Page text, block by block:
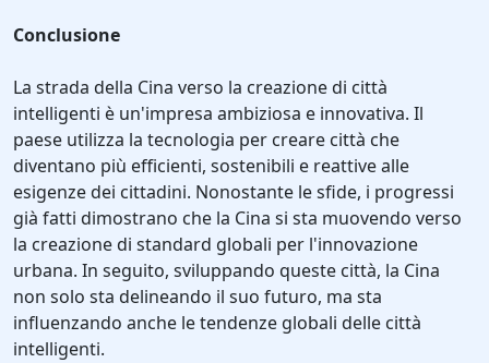
Conclusione
La strada della Cina verso la creazione di città
intelligenti è un'impresa ambiziosa e innovativa. Il
paese utilizza la tecnologia per creare città che
diventano più efficienti, sostenibili e reattive alle
esigenze dei cittadini. Nonostante le sfide, i progressi
già fatti dimostrano che la Cina si sta muovendo verso
la creazione di standard globali per l'innovazione
urbana. In seguito, sviluppando queste città, la Cina
non solo sta delineando il suo futuro, ma sta
influenzando anche le tendenze globali delle città
intelligenti.